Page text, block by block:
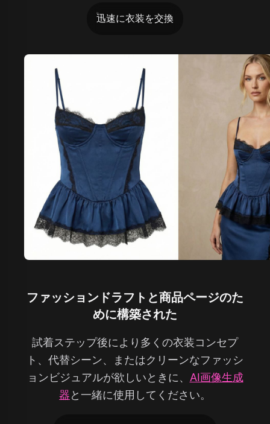
迅速に衣装を交換
ファッションドラフトと商品ページのた
めに構築された
試着ステップ後により多くの衣装コンセプ
ト、代替シーン、またはクリーンなファッシ
ョンビジュアルが欲しいときに、 AI画像生成
器と一緒に使用してください。